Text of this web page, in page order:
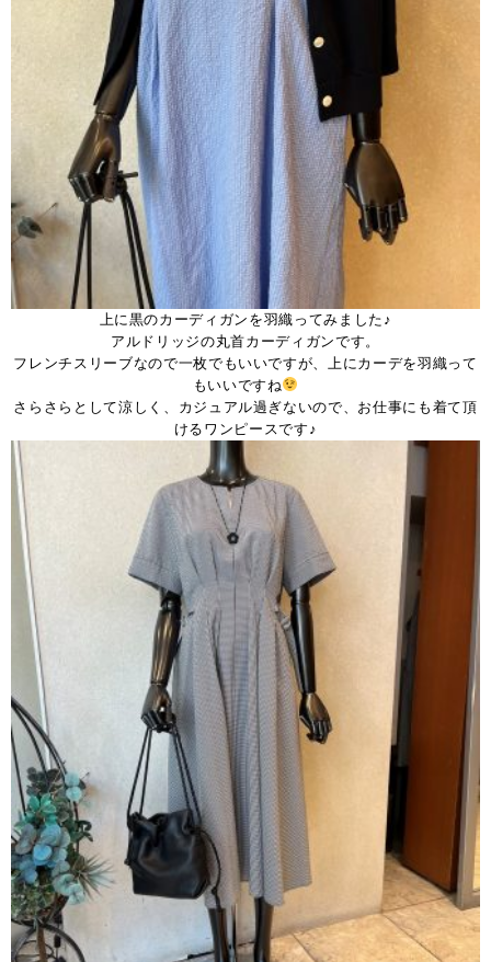
上に黒のカーディガンを羽織ってみました♪
アルドリッジの丸首カーディガンです。
フレンチスリーブなので一枚でもいいですが、上にカーデを羽織って
もいいですね
さらさらとして涼しく、カジュアル過ぎないので、お仕事にも着て頂
けるワンピースです♪